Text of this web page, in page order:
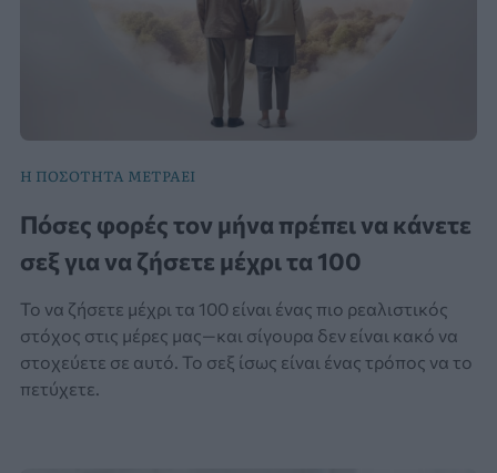
Η ΠΟΣΟΤΗΤΑ ΜΕΤΡΑΕΙ
Πόσες φορές τον μήνα πρέπει να κάνετε
σεξ για να ζήσετε μέχρι τα 100
Το να ζήσετε μέχρι τα 100 είναι ένας πιο ρεαλιστικός
στόχος στις μέρες μας—και σίγουρα δεν είναι κακό να
στοχεύετε σε αυτό. Το σεξ ίσως είναι ένας τρόπος να το
πετύχετε.